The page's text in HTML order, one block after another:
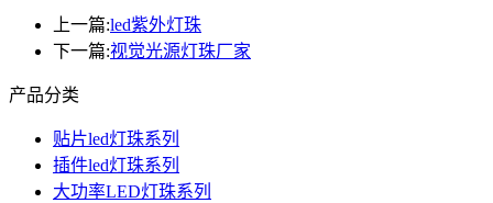
上一篇:led紫外灯珠
下一篇:视觉光源灯珠厂家
产品分类
贴片led灯珠系列
插件led灯珠系列
大功率LED灯珠系列